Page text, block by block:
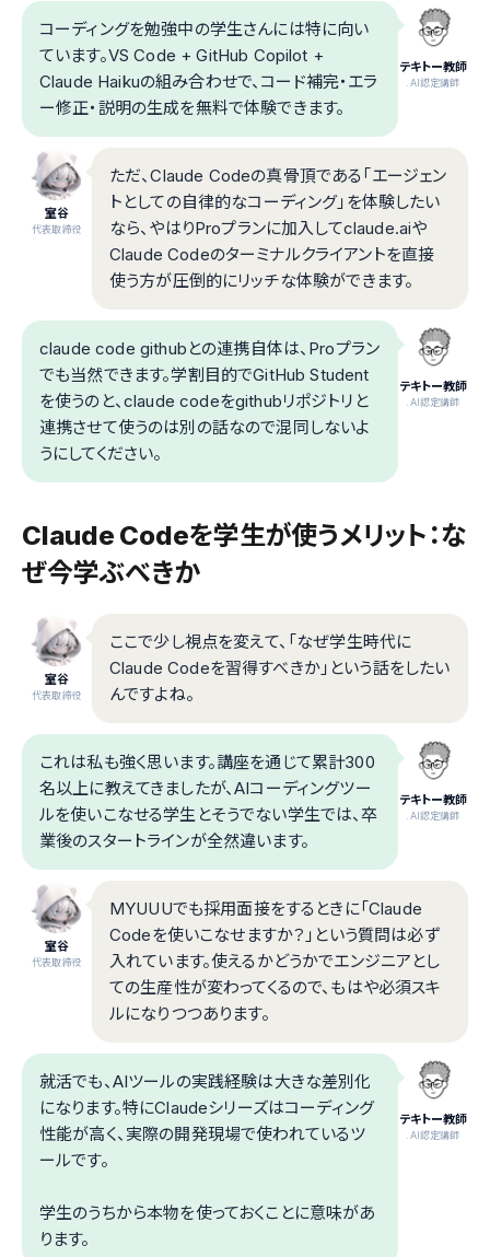
テキトー教師
.AI認定講師
コーディングを勉強中の学生さんには特に向い
ています。VS Code + GitHub Copilot +
Claude Haikuの組み合わせで、コード補完・エラ
ー修正・説明の生成を無料で体験できます。
室谷
代表取締役
ただ、Claude Codeの真骨頂である「エージェン
トとしての自律的なコーディング」を体験したい
なら、やはりProプランに加入してclaude.aiや
Claude Codeのターミナルクライアントを直接
使う方が圧倒的にリッチな体験ができます。
テキトー教師
.AI認定講師
claude code githubとの連携自体は、Proプラン
でも当然できます。学割目的でGitHub Student
を使うのと、claude codeをgithubリポジトリと
連携させて使うのは別の話なので混同しないよ
うにしてください。
Claude Codeを学生が使うメリット：な
ぜ今学ぶべきか
室谷
代表取締役
ここで少し視点を変えて、「なぜ学生時代に
Claude Codeを習得すべきか」という話をしたい
んですよね。
テキトー教師
.AI認定講師
これは私も強く思います。講座を通じて累計300
名以上に教えてきましたが、AIコーディングツー
ルを使いこなせる学生とそうでない学生では、卒
業後のスタートラインが全然違います。
室谷
代表取締役
MYUUUでも採用面接をするときに「Claude
Codeを使いこなせますか？」という質問は必ず
入れています。使えるかどうかでエンジニアとし
ての生産性が変わってくるので、もはや必須スキ
ルになりつつあります。
テキトー教師
.AI認定講師
就活でも、AIツールの実践経験は大きな差別化
になります。特にClaudeシリーズはコーディング
性能が高く、実際の開発現場で使われているツ
ールです。
学生のうちから本物を使っておくことに意味があ
ります。